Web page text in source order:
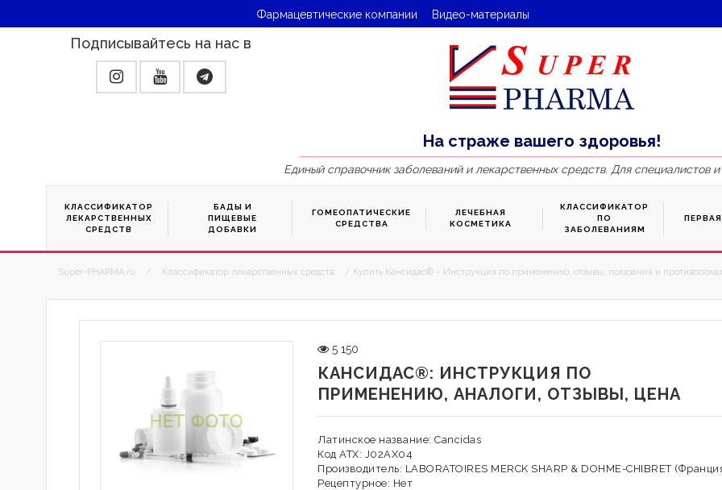
Фармацевтические компании Видео-материалы
Подписывайтесь на нас в
На страже вашего здоровья!
Единый справочник заболеваний и лекарственных средств. Для специалистов
КЛАССИФИКАТОР
ЛЕКАРСТВЕННЫХ
СРЕДСТВ
БАДЫ И
ПИЩЕВЫЕ
ДОБАВКИ
ГОМЕОПАТИЧЕСКИЕ
СРЕДСТВА
ЛЕЧЕБНАЯ
КОСМЕТИКА
КЛАССИФИКАТОР
ПО
ЗАБОЛЕВАНИЯМ
Super-PHARMA.ru / Классификатор лекарственных средств / Купить Кансидас® – Инструкция по применению, отзывы, показания и
5 150
КАНСИДАС®: ИНСТРУКЦИЯ ПО
ПРИМЕНЕНИЮ, АНАЛОГИ, ОТЗЫВЫ, ЦЕНА
Латинское название: Cancidas
Код АТХ: J02AX04
Производитель: LABORATOIRES MERCK SHARP & DOHME-CHIBRET
Рецептурное: Нет